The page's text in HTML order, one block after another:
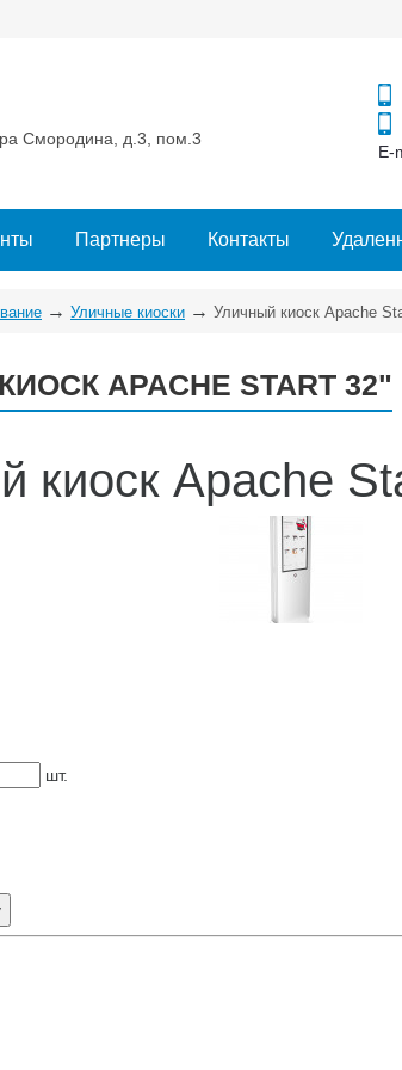
Смородина, д.3, пом.3
E-
Партнеры Контакты
→ Уличные киоски → Уличный киоск Apache
APACHE START 32"
киоск Apache
шт.